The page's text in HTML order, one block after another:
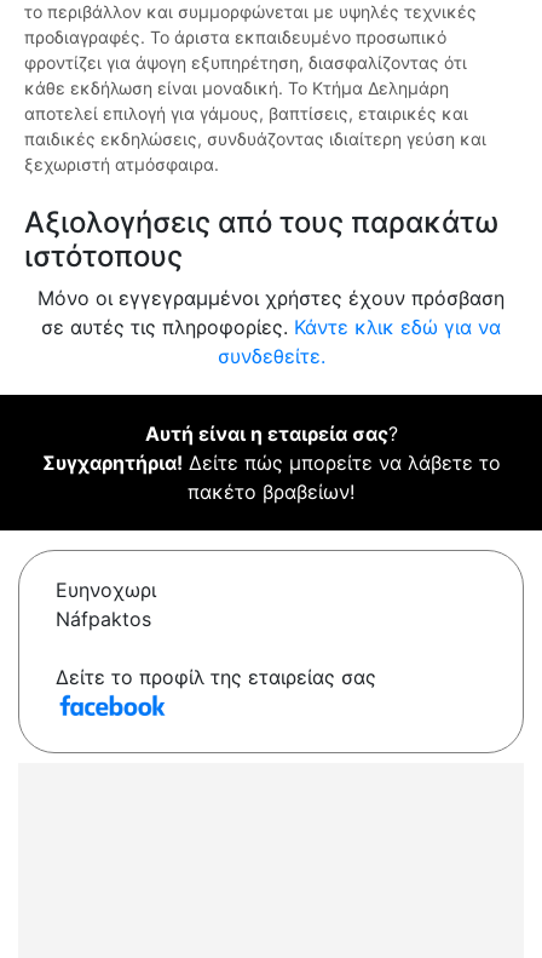
το περιβάλλον και συμμορφώνεται με υψηλές τεχνικές
προδιαγραφές. Το άριστα εκπαιδευμένο προσωπικό
φροντίζει για άψογη εξυπηρέτηση, διασφαλίζοντας ότι
κάθε εκδήλωση είναι μοναδική. Το Κτήμα Δελημάρη
αποτελεί επιλογή για γάμους, βαπτίσεις, εταιρικές και
παιδικές εκδηλώσεις, συνδυάζοντας ιδιαίτερη γεύση και
ξεχωριστή ατμόσφαιρα.
Αξιολογήσεις από τους παρακάτω
ιστότοπους
Μόνο οι εγγεγραμμένοι χρήστες έχουν πρόσβαση
σε αυτές τις πληροφορίες. Κάντε κλικ εδώ για να
συνδεθείτε.
Αυτή είναι η εταιρεία σας?
Συγχαρητήρια! Δείτε πώς μπορείτε να λάβετε το
πακέτο βραβείων!
Ευηνοχωρι
Náfpaktos
Δείτε το προφίλ της εταιρείας σας